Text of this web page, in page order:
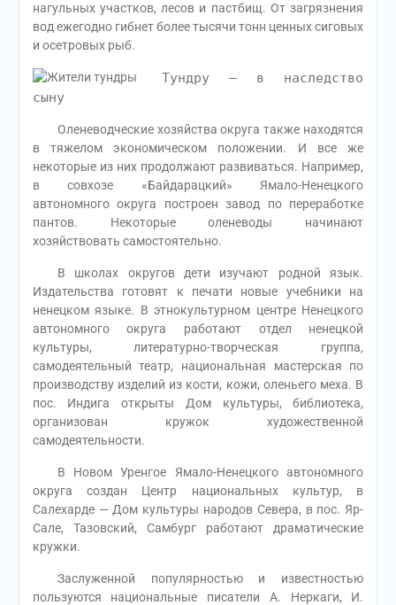
нагульных участков, лесов и пастбищ. От загрязнения
вод ежегодно гибнет более тысячи тонн ценных сиговых
и осетровых рыб.
Тундру — в наследство
сыну
Оленеводческие хозяйства округа также находятся
в тяжелом экономическом положении. И все же
некоторые из них продолжают развиваться. Например,
в совхозе «Байдарацкий» Ямало-Ненецкого
автономного округа построен завод по переработке
пантов. Некоторые оленеводы начинают
хозяйствовать самостоятельно.
В школах округов дети изучают родной язык.
Издательства готовят к печати новые учебники на
ненецком языке. В этнокультурном центре Ненецкого
автономного округа работают отдел ненецкой
культуры, литературно-творческая группа,
самодеятельный театр, национальная мастерская по
производству изделий из кости, кожи, оленьего меха. В
пос. Индига открыты Дом культуры, библиотека,
организован кружок художественной
самодеятельности.
В Новом Уренгое Ямало-Ненецкого автономного
округа создан Центр национальных культур, в
Салехарде — Дом культуры народов Севера, в пос. Яр-
Сале, Тазовский, Самбург работают драматические
кружки.
Заслуженной популярностью и известностью
пользуются национальные писатели А. Неркаги, И.